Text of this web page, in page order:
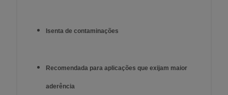
Isenta de contaminações
Recomendada para aplicações que exijam maior
aderência